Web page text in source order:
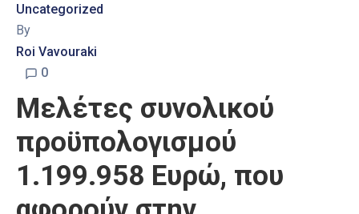
Uncategorized
By
Roi Vavouraki
0
Μελέτες συνολικού
προϋπολογισμού
1.199.958 Ευρώ, που